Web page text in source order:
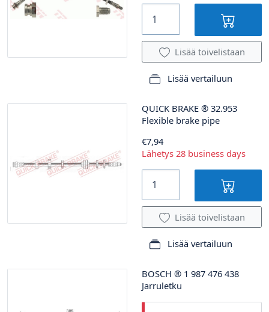
Lisää toivelistaan
Lisää vertailuun
QUICK BRAKE ® 32.953
Flexible brake pipe
€7,94
Lähetys 28 business days
Lisää toivelistaan
Lisää vertailuun
BOSCH ® 1 987 476 438
Jarruletku